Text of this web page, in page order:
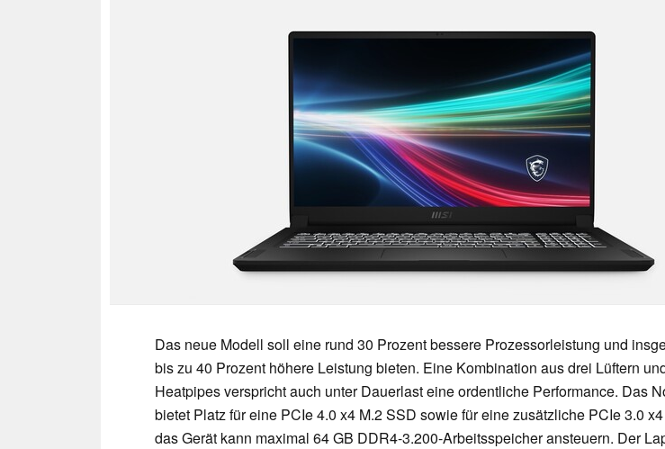
Das neue Modell soll eine rund 30 Prozent bessere Prozessorleistung und
bis zu 40 Prozent höhere Leistung bieten. Eine Kombination aus drei Lüftern
Heatpipes verspricht auch unter Dauerlast eine ordentliche Performance. Das
bietet Platz für eine PCIe 4.0 x4 M.2 SSD sowie für eine zusätzliche PCIe 3.0
das Gerät kann maximal 64 GB DDR4-3.200-Arbeitsspeicher ansteuern. Der